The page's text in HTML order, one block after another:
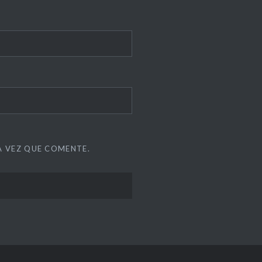
VEZ QUE COMENTE.